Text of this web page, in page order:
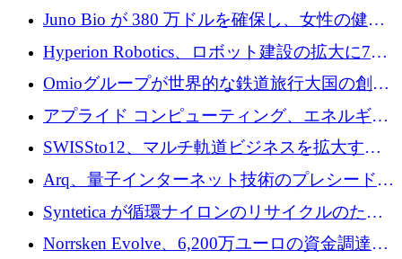
の契約で買収、99か国にまたがるプラットフ
ォームを構築
Juno Bio が 380 万ドルを確保し、女性の健康
専用の初のシーケンスラボを開設
Hyperion Robotics、ロボット建設の拡大に740
万ドルを確保
Omioグループが世界的な鉄道旅行大国の創設
を目指してRail Europeを買収
アプライド コンピューティング、エネルギー
向け基盤 AI の拡張に 2,000 万ドルを調達
SWISSto12、マルチ軌道ビジネスを拡大する
ためにシリーズCで7,000万ドルを調達
Arq、量子インターネット技術のプレシードと
して140万ドルを確保
Syntetica が循環ナイロンのリサイクルのため
にシリーズ A で 3,000 万ドルを調達
Norrsken Evolve、6,200万ユーロの資金調達